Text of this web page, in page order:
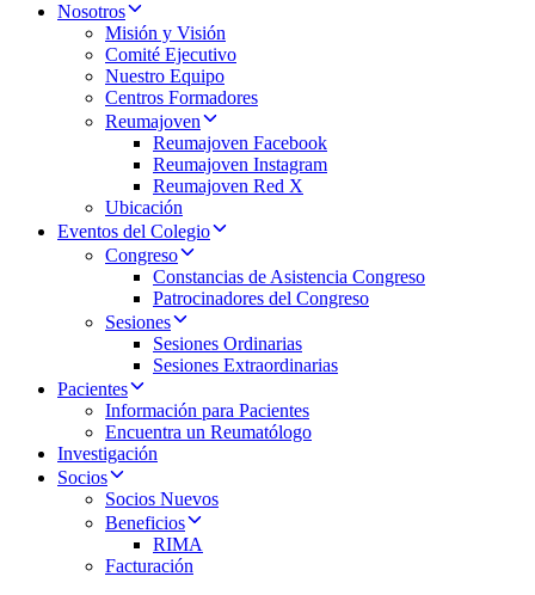
Nosotros
Misión y Visión
Comité Ejecutivo
Nuestro Equipo
Centros Formadores
Reumajoven
Reumajoven Facebook
Reumajoven Instagram
Reumajoven Red X
Ubicación
Eventos del Colegio
Congreso
Constancias de Asistencia Congreso
Patrocinadores del Congreso
Sesiones
Sesiones Ordinarias
Sesiones Extraordinarias
Pacientes
Información para Pacientes
Encuentra un Reumatólogo
Investigación
Socios
Socios Nuevos
Beneficios
RIMA
Facturación